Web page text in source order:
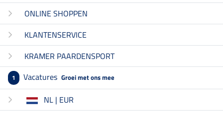
ONLINE SHOPPEN
KLANTENSERVICE
KRAMER PAARDENSPORT
1 Vacatures Groei met ons mee
NL | EUR